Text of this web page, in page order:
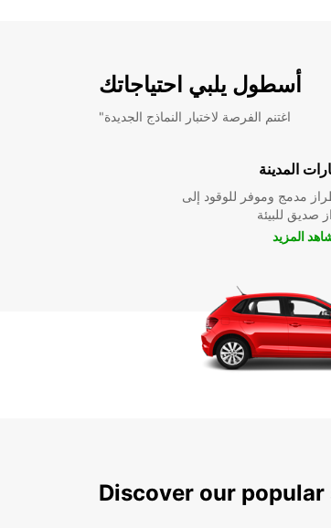
أسطول يلبي احتياجاتك
"اغتنم الفرصة لاختبار النماذج الجديدة
المدينة
مدمج وموفر للوقود إلى
صديق للبيئة
المزيد
Discover our